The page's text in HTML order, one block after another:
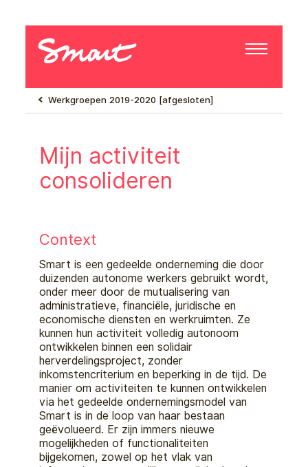
Werkgroepen 2019-2020 [afgesloten]
Mijn activiteit
consolideren
Context
Smart is een gedeelde onderneming die door
duizenden autonome werkers gebruikt wordt,
ondermeer door de mutualisering van
administratieve, financiële, juridische en
economische diensten en werkruimten. Ze
kunnen hun activiteit volledig autonoom
ontwikkelen binnen een solidair
herverdelingsproject, zonder
inkomstencriterium en beperking in de tijd. De
manier om activiteiten te kunnen ontwikkelen
via het gedeelde ondernemingsmodel van
Smart is in de loop van haar bestaan
geëvolueerd. Er zijn immers nieuwe
mogelijkheden of functionaliteiten
bijgekomen, zowel op het vlak van